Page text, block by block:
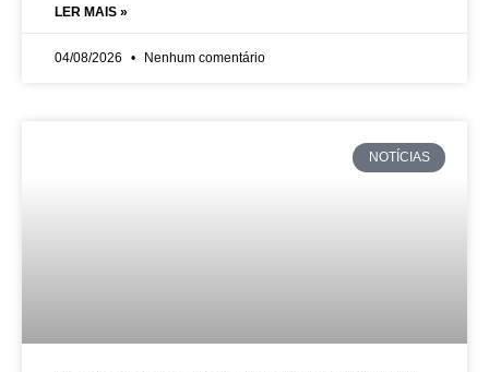
LER MAIS »
04/08/2026 Nenhum comentário
NOTÍCIAS